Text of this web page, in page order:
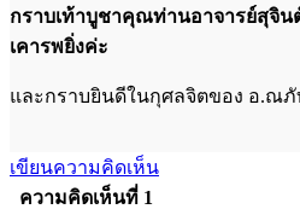
กราบเท้าบูชาคุณท่านอาจารย์สุจิน
เคารพยิ่งค่ะ
และกราบยินดีในกุศลจิตของ อ.ณภั
เขียนความคิดเห็น
ความคิดเห็นที่ 1